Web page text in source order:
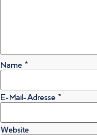
Name *
E-Mail-Adresse *
Website